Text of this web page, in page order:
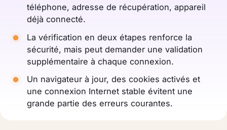
téléphone, adresse de récupération, appareil
déjà connecté.
La vérification en deux étapes renforce la
sécurité, mais peut demander une validation
supplémentaire à chaque connexion.
Un navigateur à jour, des cookies activés et
une connexion Internet stable évitent une
grande partie des erreurs courantes.